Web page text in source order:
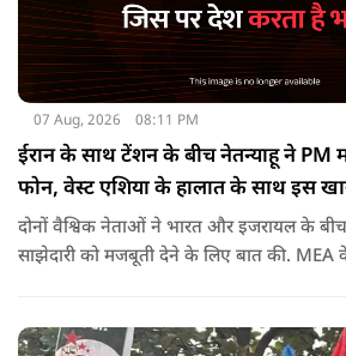
07 Aug, 2026 08:11 PM
ईरान के साथ टेंशन के बीच नेतन्याहू ने PM
फोन, वेस्ट एशिया के हालात के साथ इस
दोनों वैश्विक नेताओं ने भारत और इजरायल के
साझेदारी को मजबूती देने के ल‍िए बात की. MEA